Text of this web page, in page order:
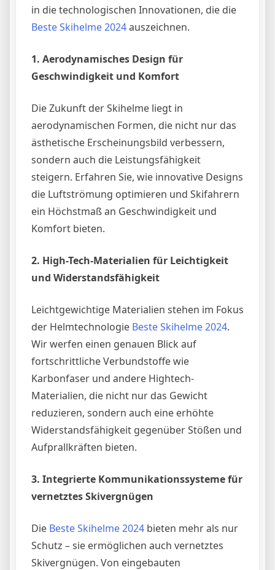
in die technologischen Innovationen, die die
Beste Skihelme 2024auszeichnen.
1. Aerodynamisches Design für
Geschwindigkeit und Komfort
Die Zukunft der Skihelme liegt in
aerodynamischen Formen, die nicht nur das
ästhetische Erscheinungsbild verbessern,
sondern auch die Leistungsfähigkeit
steigern. Erfahren Sie, wie innovative Designs
die Luftströmung optimieren und Skifahrern
ein Höchstmaß an Geschwindigkeit und
Komfort bieten.
2. High-Tech-Materialien für Leichtigkeit
und Widerstandsfähigkeit
Leichtgewichtige Materialien stehen im Fokus
der Helmtechnologie Beste Skihelme 2024.
Wir werfen einen genauen Blick auf
fortschrittliche Verbundstoffe wie
Karbonfaser und andere Hightech-
Materialien, die nicht nur das Gewicht
reduzieren, sondern auch eine erhöhte
Widerstandsfähigkeit gegenüber Stößen und
Aufprallkräften bieten.
3. Integrierte Kommunikationssysteme für
vernetztes Skivergnügen
Die Beste Skihelme 2024 bieten mehr als nur
Schutz – sie ermöglichen auch vernetztes
Skivergnügen. Von eingebauten